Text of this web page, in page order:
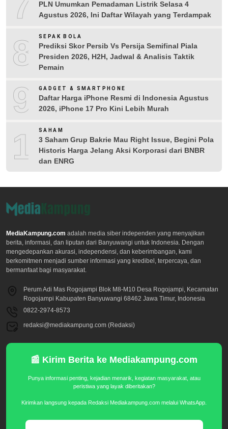
PLN Umumkan Pemadaman Listrik Selasa 4
Agustus 2026, Ini Daftar Wilayah yang Terdampak
8 SEPAK BOLA
Prediksi Skor Persib Vs Persija Semifinal Piala
Presiden 2026, H2H, Jadwal & Analisis Taktik
Pemain
9 GADGET & SMARTPHONE
Daftar Harga iPhone Resmi di Indonesia Agustus
2026, iPhone 17 Pro Kini Lebih Murah
10
SAHAM
3 Saham Grup Bakrie Mau Right Issue, Begini Pola
Historis Harga Jelang Aksi Korporasi dari BNBR
dan ENRG
MediaKampung.com adalah media siber independen yang menyajikan
berita, informasi, dan liputan dari Banyuwangi untuk Indonesia. Dengan
mengedepankan akurasi, independensi, dan keberimbangan, kami
berkomitmen menjadi sumber informasi yang kredibel, terpercaya, dan
bermanfaat bagi masyarakat.
Perum Adi Mas Rogojampi Blok M8-M10 Desa Rogojampi, Kecamatan
Rogojampi Kabupaten Banyuwangi 68462 Jawa Timur, Indonesia
0822-2974-8573
redaksi@mediakampung.com (Redaksi)
📰 Kirim Berita ke Mediakampung.com
Punya informasi penting, kejadian menarik, kegiatan masyarakat, atau
peristiwa yang layak diberitakan?
Kirimkan langsung kepada Redaksi Mediakampung.com melalui WhatsApp.